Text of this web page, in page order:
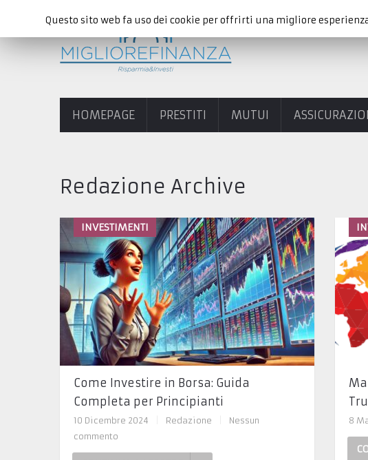
HOMEPAGE PRESTITI MUTUI
Redazione Archive
INVESTIMENTI
Come Investire in Borsa: Guida
Completa per Principianti
10 Dicembre 2024 Redazione
Nessun
commento
8
Questo sito web fa uso dei cookie per offrirti una migliore